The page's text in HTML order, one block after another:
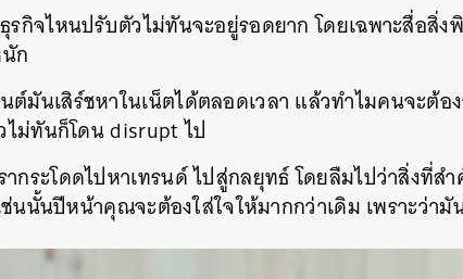
รกิจไหนปรับตัวไม่ทันจะอยู่รอดยาก โดยเฉพาะสื่อสิ่
ก
ต์มันเสิร์ชหาในเน็ตได้ตลอดเวลา แล้วทำไมคนจะต้
ม่ทันก็โดน disrupt ไป
กระโดดไปหาเทรนด์ ไปสู่กลยุทธ์ โดยลืมไปว่าสิ่งที่
นนั้นปีหน้าคุณจะต้องใส่ใจให้มากกว่าเดิม เพราะว่ามั